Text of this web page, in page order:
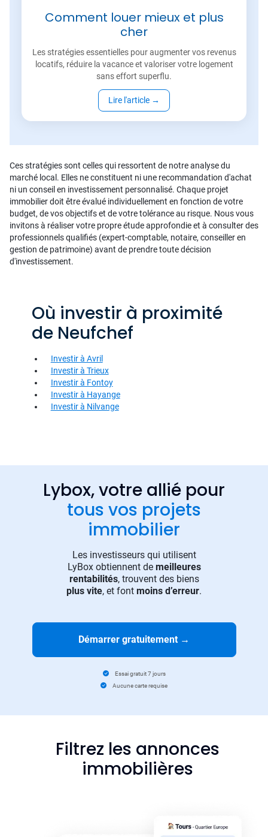
Comment louer mieux et plus
cher
Les stratégies essentielles pour augmenter vos revenus
locatifs, réduire la vacance et valoriser votre logement
sans effort superflu.
Lire l'article →
Ces stratégies sont celles qui ressortent de notre analyse du
marché local. Elles ne constituent ni une recommandation d'achat
ni un conseil en investissement personnalisé. Chaque projet
immobilier doit être évalué individuellement en fonction de votre
budget, de vos objectifs et de votre tolérance au risque. Nous vous
invitons à réaliser votre propre étude approfondie et à consulter des
professionnels qualifiés (expert-comptable, notaire, conseiller en
gestion de patrimoine) avant de prendre toute décision
d'investissement.
Où investir à proximité
de Neufchef
Investir à Avril
Investir à Trieux
Investir à Fontoy
Investir à Hayange
Investir à Nilvange
Lybox, votre allié pour
tous vos projets
immobilier
Les investisseurs qui utilisent
LyBox obtiennent de meilleures
rentabilités, trouvent des biens
plus vite, et font moins d’erreur.
Démarrer gratuitement →
Essai gratuit 7 jours
Aucune carte requise
Filtrez les annonces
immobilières